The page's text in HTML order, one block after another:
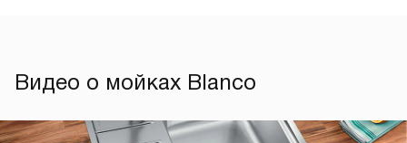
Видео о мойках Blanco